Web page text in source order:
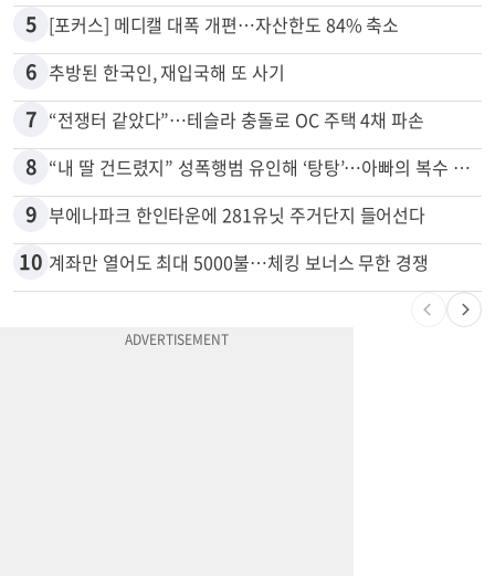
4 '14년째 도피' 한인 간호사 공개 수배…메디케어 사기 유죄
5 [포커스] 메디캘 대폭 개편…자산한도 84% 축소
6 추방된 한국인, 재입국해 또 사기
7 “전쟁터 같았다”…테슬라 충돌로 OC 주택 4채 파손
8
9 부에나파크 한인타운에 281유닛 주거단지 들어선다
계좌만 열어도 최대 5000불…체킹 보너스 무한 경쟁